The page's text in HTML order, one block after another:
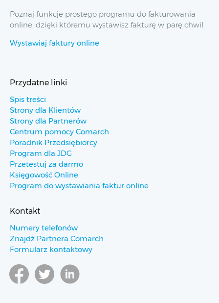
Poznaj funkcje prostego programu do fakturowania
online, dzięki któremu wystawisz fakturę w parę chwil.
Wystawiaj faktury online
Przydatne linki
Spis treści
Strony dla Klientów
Strony dla Partnerów
Centrum pomocy Comarch
Poradnik Przedsiębiorcy
Program dla JDG
Przetestuj za darmo
Księgowość Online
Program do wystawiania faktur online
Kontakt
Numery telefonów
Znajdź Partnera Comarch
Formularz kontaktowy